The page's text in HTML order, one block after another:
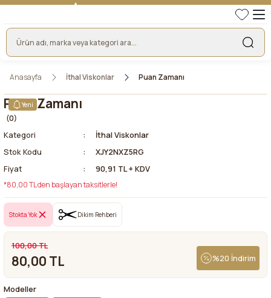
Anasayfa İthal Viskonlar Puan Zamanı
Yeni
Puan Zamanı
(0)
Kategori
İthal Viskonlar
Stok Kodu
XJY2NXZ5RG
Fiyat
90,91 TL + KDV
*80,00 TL den başlayan taksitlerle!
Stokta Yok Dikim Rehberi
100,00 TL
80,00 TL %20 İndirim
Modeller